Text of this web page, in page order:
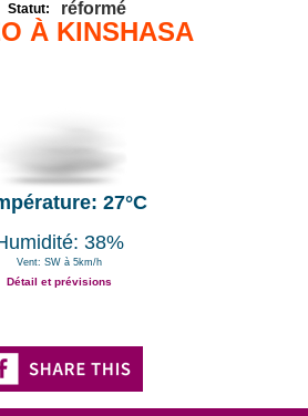
Statut: réformé
À KINSHASA
27°C
38%
Vent: SW à 5km/h
Détail et prévisions